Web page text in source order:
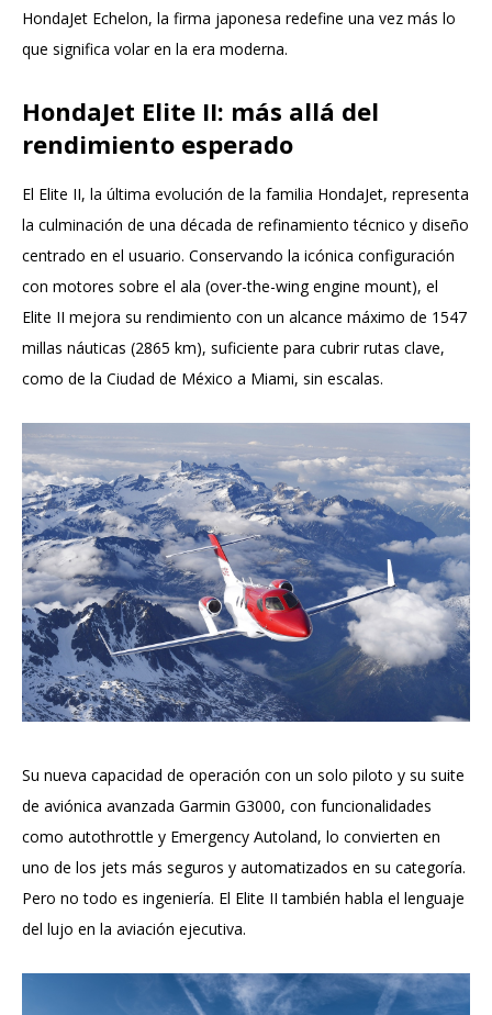
HondaJet Echelon, la firma japonesa redefine una vez más lo
que significa volar en la era moderna.
HondaJet Elite II: más allá del
rendimiento esperado
El Elite II, la última evolución de la familia HondaJet, representa
la culminación de una década de refinamiento técnico y diseño
centrado en el usuario. Conservando la icónica configuración
con motores sobre el ala (over-the-wing engine mount), el
Elite II mejora su rendimiento con un alcance máximo de 1547
millas náuticas (2865 km), suficiente para cubrir rutas clave,
como de la Ciudad de México a Miami, sin escalas.
Su nueva capacidad de operación con un solo piloto y su suite
de aviónica avanzada Garmin G3000, con funcionalidades
como autothrottle y Emergency Autoland, lo convierten en
uno de los jets más seguros y automatizados en su categoría.
Pero no todo es ingeniería. El Elite II también habla el lenguaje
del lujo en la aviación ejecutiva.